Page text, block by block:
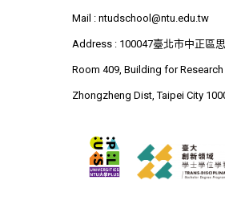
Mail : ntudschool@ntu.edu.tw
Address : 100047臺北市中正區
Room 409, Building for
Zhongzheng Dist, Taipei City